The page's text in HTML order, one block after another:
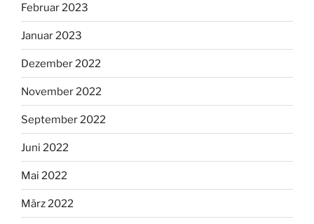
Februar 2023
Januar 2023
Dezember 2022
November 2022
September 2022
Juni 2022
Mai 2022
März 2022